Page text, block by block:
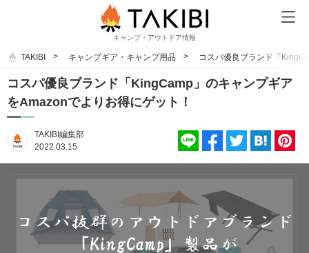
キャンプ・アウトドア情報
TAKIBI キャンプギア・キャンプ用品 コスパ優良ブランド「
コスパ優良ブランド「KingCamp」のキャンプギア
をAmazonでよりお得にゲット！
TAKIBI編集部
2022.03.15